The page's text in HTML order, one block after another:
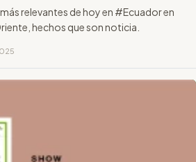
relevantes de hoy en #Ecuador en
hechos que son noticia.